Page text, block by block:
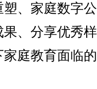
、家庭数字
、分享优秀
庭教育面临